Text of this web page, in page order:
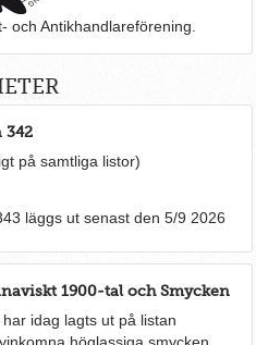
och Antikhandlareförening.
342
på samtliga listor)
läggs ut senast den 5/9 2026
1900-tal och Smycken
idag lagts ut på listan